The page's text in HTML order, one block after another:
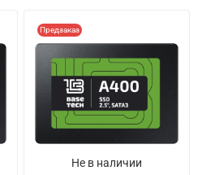
Не в наличии
Предзаказ